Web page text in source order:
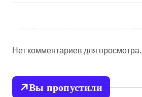
Нет комментариев для просмотра.
Вы пропустили